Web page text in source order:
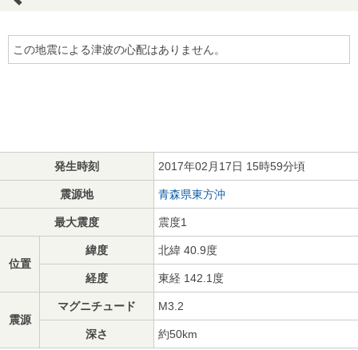
この地震による津波の心配はありません。
発生時刻 2017年02月17日 15時59分頃
震源地 青森県東方沖
最大震度 震度1
位置
緯度 北緯 40.9度
経度 東経 142.1度
震源
マグニチュード M3.2
深さ 約50km